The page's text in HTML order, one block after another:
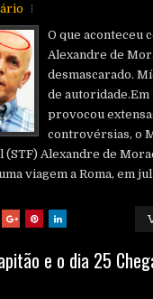
O que aconteceu
Alexandre de
desmascarado.
de
provocou
controvérsias, o
Alexandre de
viagem a Roma, em
e o dia 25